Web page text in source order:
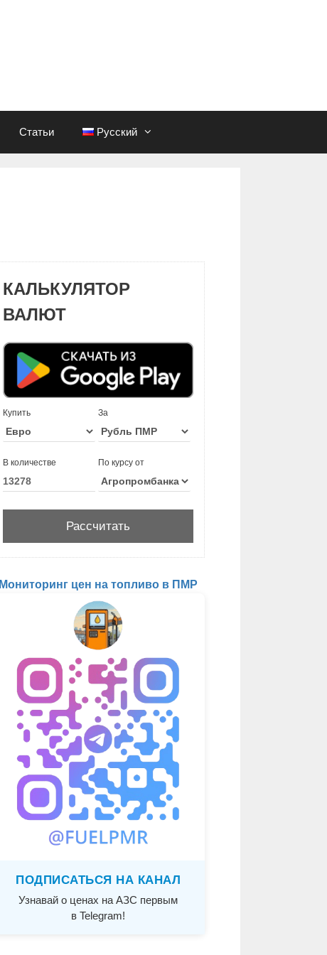
Статьи Русский
КАЛЬКУЛЯТОР
ВАЛЮТ
Купить За
В количестве По курсу от
Мониторинг цен на топливо в ПМР
ПОДПИСАТЬСЯ НА КАНАЛ
Узнавай о ценах на АЗС первым
в Telegram!